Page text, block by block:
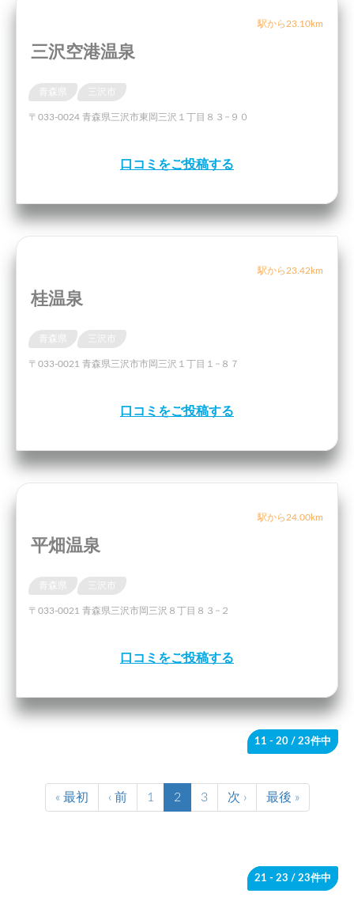
駅から23.10km
三沢空港温泉
青森県
〒033-0024 青森県三沢市東岡三沢１丁目８３−９０
口コミをご投稿する
駅から23.42km
桂温泉
青森県
〒033-0021 青森県三沢市市岡三沢１丁目１−８７
口コミをご投稿する
駅から24.00km
平畑温泉
青森県
〒033-0021 青森県三沢市岡三沢８丁目８３−２
口コミをご投稿する
11 - 20 / 23件中
« 最初 ‹ 前 1 2 3 次 › 最後 »
21 - 23 / 23件中